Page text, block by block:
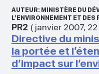
AUTEUR: MINISTÈRE DU
L’ENVIRONNEMENT ET DES
PR2 ( janvier 2007,
Directive du
la portée et
d’impact sur